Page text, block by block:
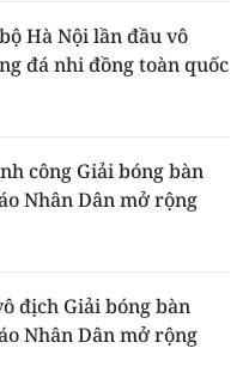
Hà Nội lần đầu vô
đá nhi đồng toàn quốc
công Giải bóng bàn
Nhân Dân mở rộng
địch Giải bóng bàn
Nhân Dân mở rộng